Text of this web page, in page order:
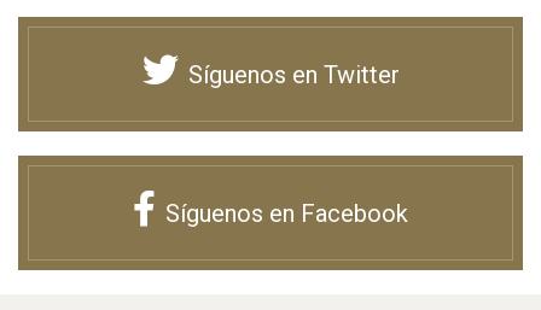
Síguenos en Twitter
Síguenos en Facebook